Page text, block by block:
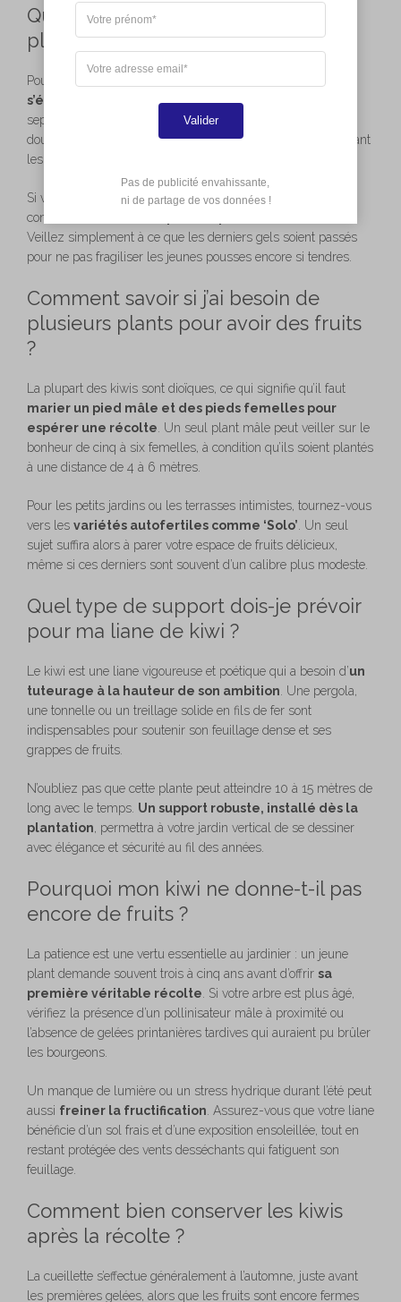
Quel est le moment idéal pour
planter mon arbre à kiwi ?
Pour offrir à votre liane les
s’épanouir
, privilégiez une plantation à l’automne, en
septembre ou octobre, si votre région bénéficie d’un climat
doux. Cela permet aux racines de s’installer sereinement avant
les premiers frimas.
Si vous habitez une zone aux hivers plus rigoureux, je vous
conseille d’
Veillez simplement à ce que les derniers gels soient passés
pour ne pas fragiliser les jeunes pousses encore si tendres.
Comment savoir si j’ai besoin de
plusieurs plants pour avoir des fruits
?
La plupart des kiwis sont dioïques, ce qui signifie qu’il faut
marier un pied mâle et des pieds femelles pour
espérer une récolte . Un seul plant mâle peut veiller sur le
bonheur de cinq à six femelles, à condition qu’ils soient plantés
à une distance de 4 à 6 mètres.
Pour les petits jardins ou les terrasses intimistes, tournez-vous
vers les variétés autofertiles comme ‘Solo’ . Un seul
sujet suffira alors à parer votre espace de fruits délicieux,
même si ces derniers sont souvent d’un calibre plus modeste.
Quel type de support dois-je prévoir
pour ma liane de kiwi ?
Le kiwi est une liane vigoureuse et poétique qui a besoin d’un
tuteurage à la hauteur de son ambition . Une pergola,
une tonnelle ou un treillage solide en fils de fer sont
indispensables pour soutenir son feuillage dense et ses
grappes de fruits.
N’oubliez pas que cette plante peut atteindre 10 à 15 mètres de
long avec le temps. Un support robuste, installé dès la
plantation , permettra à votre jardin vertical de se dessiner
avec élégance et sécurité au fil des années.
Pourquoi mon kiwi ne donne-t-il pas
encore de fruits ?
La patience est une vertu essentielle au jardinier : un jeune
plant demande souvent trois à cinq ans avant d’offrir sa
première véritable récolte . Si votre arbre est plus âgé,
vérifiez la présence d’un pollinisateur mâle à proximité ou
l’absence de gelées printanières tardives qui auraient pu brûler
les bourgeons.
Un manque de lumière ou un stress hydrique durant l’été peut
aussi freiner la fructification . Assurez-vous que votre liane
bénéficie d’un sol frais et d’une exposition ensoleillée, tout en
restant protégée des vents desséchants qui fatiguent son
feuillage.
Comment bien conserver les kiwis
après la récolte ?
La cueillette s’effectue généralement à l’automne, juste avant
les premières gelées, alors que les fruits sont encore fermes
Valider
Pas de publicité envahissante,
ni de partage de vos données !